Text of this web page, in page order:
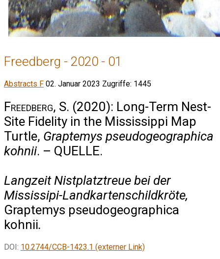
Freedberg - 2020 - 01
Abstracts F 02. Januar 2023 Zugriffe: 1445
Freedberg, S. (2020): Long-Term Nest-
Site Fidelity in the Mississippi Map
Turtle, Graptemys pseudogeographica
kohnii. – QUELLE.
Langzeit Nistplatztreue bei der
Mississipi-Landkartenschildkröte,
Graptemys pseudogeographica
kohnii.
DOI: 10.2744/CCB-1423.1 (externer Link)